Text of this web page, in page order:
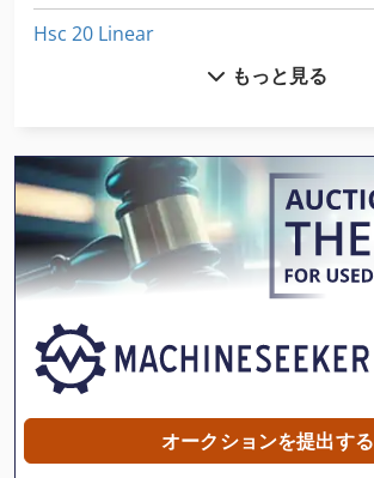
Hsc 20 Linear
Stp 3
Tak 18
Tiefbord 8 25 100
その他
その他 の アクセサリー
カップリング
もっと見る
オークションを提出する